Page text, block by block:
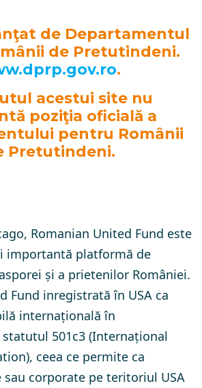
de Departamentul
de Pretutindeni.
.
acestui site nu
poziţia oficială a
pentru Românii
Pretutindeni.
Romanian United Fund este
importantă platformă de
și a prietenilor României.
Fund inregistrată în USA ca
internațională în
501c3 (Internațional
ceea ce permite ca
corporate pe teritoriul USA